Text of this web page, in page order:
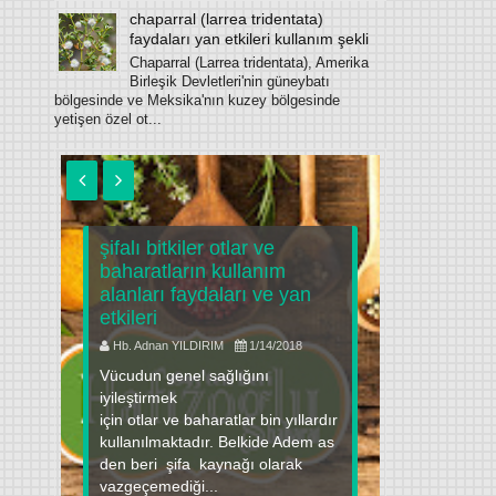
chaparral (larrea tridentata)
faydaları yan etkileri kullanım şekli
Chaparral (Larrea tridentata), Amerika
Birleşik Devletleri'nin güneybatı
bölgesinde ve Meksika'nın kuzey bölgesinde
yetişen özel ot...
şifalı bitkiler otlar ve
baharatların kullanım
alanları faydaları ve yan
etkileri
Hb. Adnan YILDIRIM 1/14/2018
Vücudun genel sağlığını
iyileştirmek
için otlar ve baharatlar bin yıllardır
kullanılmaktadır. Belkide Adem as
den beri şifa kaynağı olarak
vazgeçemediği...